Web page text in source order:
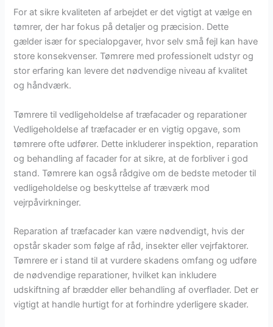
For at sikre kvaliteten af arbejdet er det vigtigt at vælge en
tømrer, der har fokus på detaljer og præcision. Dette
gælder især for specialopgaver, hvor selv små fejl kan have
store konsekvenser. Tømrere med professionelt udstyr og
stor erfaring kan levere det nødvendige niveau af kvalitet
og håndværk.
Tømrere til vedligeholdelse af træfacader og reparationer
Vedligeholdelse af træfacader er en vigtig opgave, som
tømrere ofte udfører. Dette inkluderer inspektion, reparation
og behandling af facader for at sikre, at de forbliver i god
stand. Tømrere kan også rådgive om de bedste metoder til
vedligeholdelse og beskyttelse af træværk mod
vejrpåvirkninger.
Reparation af træfacader kan være nødvendigt, hvis der
opstår skader som følge af råd, insekter eller vejrfaktorer.
Tømrere er i stand til at vurdere skadens omfang og udføre
de nødvendige reparationer, hvilket kan inkludere
udskiftning af brædder eller behandling af overflader. Det er
vigtigt at handle hurtigt for at forhindre yderligere skader.